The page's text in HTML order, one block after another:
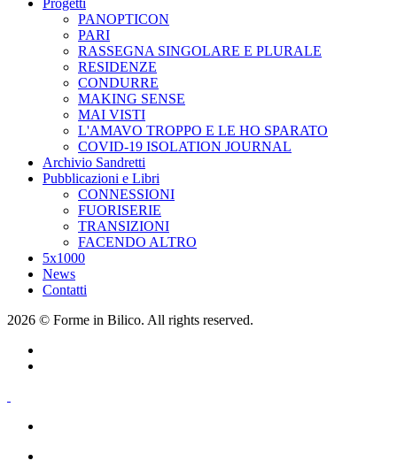
Progetti
PANOPTICON
PARI
RASSEGNA SINGOLARE E PLURALE
RESIDENZE
CONDURRE
MAKING SENSE
MAI VISTI
L'AMAVO TROPPO E LE HO SPARATO
COVID-19 ISOLATION JOURNAL
Archivio Sandretti
Pubblicazioni e Libri
CONNESSIONI
FUORISERIE
TRANSIZIONI
FACENDO ALTRO
5x1000
News
Contatti
2026 © Forme in Bilico. All rights reserved.